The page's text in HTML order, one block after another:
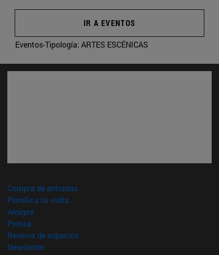
IR A EVENTOS
Eventos-Tipología: ARTES ESCÉNICAS
Compra de entradas(abre en nueva ventana)
Planifica tu visita
Amigos(abre en nueva ventana)
Prensa
Reserva de espacios(abre en nueva ventana)
Newsletter(abre en nueva ventana)